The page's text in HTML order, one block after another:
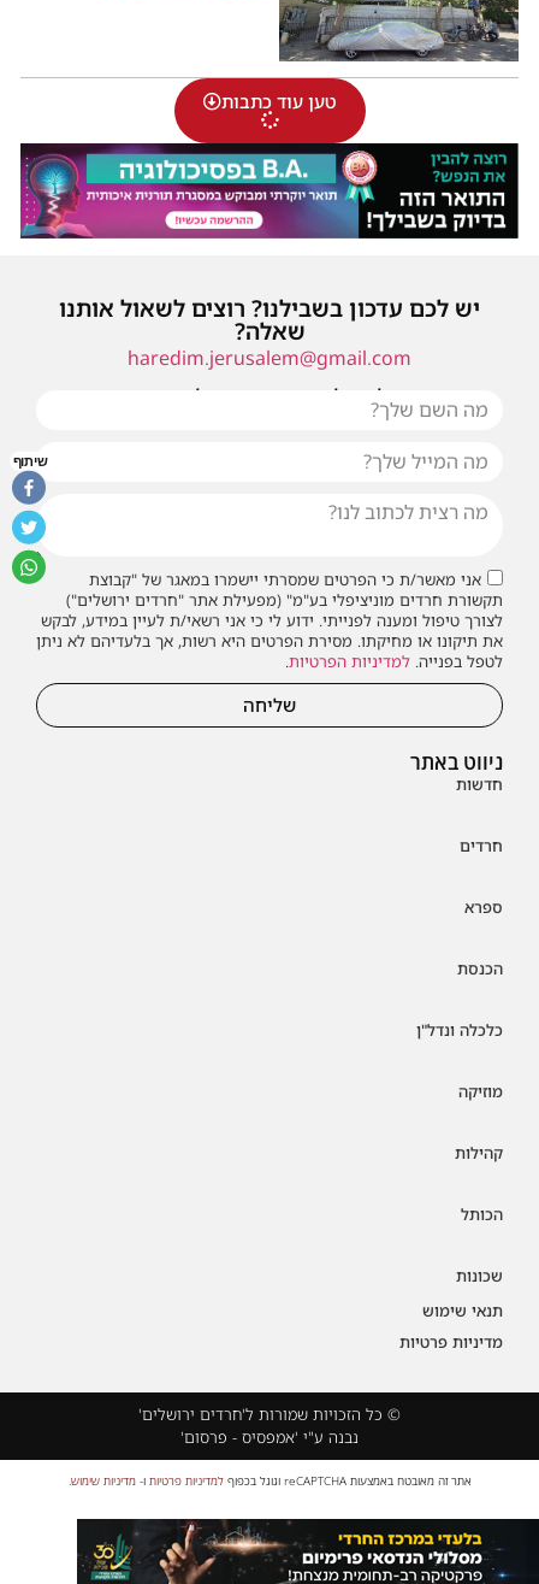
טען עוד כתבות
ניווט באתר
חדשות
חרדים
ספרא
הכנסת
כלכלה ונדל"ן
מוזיקה
קהילות
הכותל
שכונות
תנאי שימוש
מדיניות פרטיות
יש לכם עדכון בשבילנו? רוצים לשאול אותנו
שאלה?
haredim.jerusalem@gmail.com
או שילחו אלינו פנייה ונחזור אליכם בהקדם
אני מאשר/ת כי הפרטים שמסרתי יישמרו במאגר של "קבוצת
תקשורת חרדים מוניציפלי בע"מ" (מפעילת אתר "חרדים ירושלים")
לצורך טיפול ומענה לפנייתי. ידוע לי כי אני רשאי/ת לעיין במידע, לבקש
את תיקונו או מחיקתו. מסירת הפרטים היא רשות, אך בלעדיהם לא ניתן
לטפל בפנייה. למדיניות הפרטיות.
שליחה
© כל הזכויות שמורות ל'חרדים ירושלים'
נבנה ע"י 'אמפסיס - פרסום'
אתר זה מאובטח באמצעות reCAPTCHA וגוגל בכפוף למדיניות פרטיות ו-מדיניות שימוש
שיתוף